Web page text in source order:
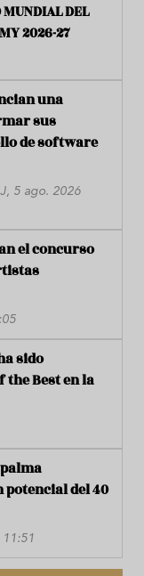
MUNDIAL DEL
2026-27
una
sus
de software
5 ago. 2026
el concurso
sido
the Best en la
del 40
11:51